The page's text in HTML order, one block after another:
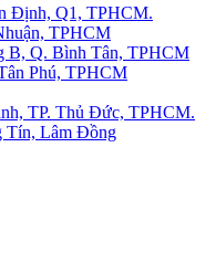
Định, Q1, TPHCM.
TPHCM
B, Q. Bình Tân, TPHCM
Phú, TPHCM
TP. Thủ Đức, TPHCM.
Tín, Lâm Đồng